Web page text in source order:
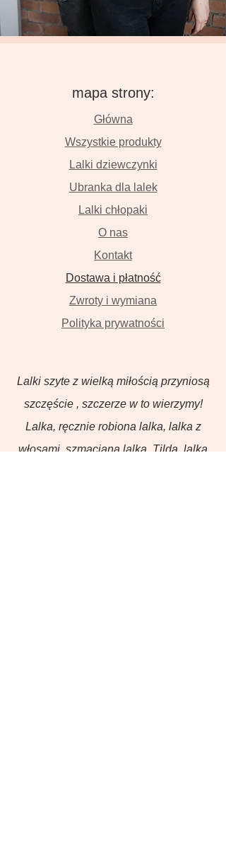
mapa strony:
Główna
Wszystkie produkty
Lalki dziewczynki
Ubranka dla lalek
Lalki chłopaki
O nas
Kontakt
Dostawa i płatność
Zwroty i wymiana
Polityka prywatności
Lalki szyte z wielką miłością przyniosą
szczęście , szczerze w to wierzymy!
Lalka, ręcznie robiona lalka, lalka z
włosami, szmaciana lalka, Tilda, lalka